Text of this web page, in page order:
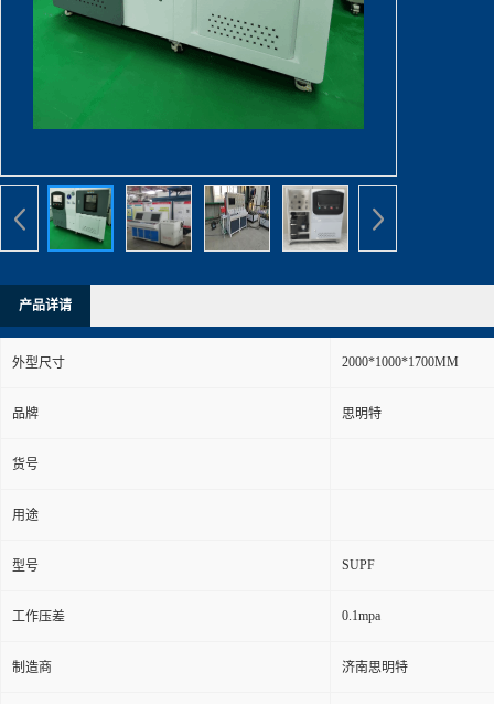
产品详请
外型尺寸 2000*1000*1700MM
品牌 思明特
货号
用途
型号 SUPF
工作压差 0.1mpa
制造商 济南思明特